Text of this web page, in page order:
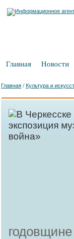
Главная Новости
Главная / Культура и